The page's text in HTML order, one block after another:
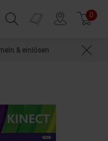
Suchfeld einblenden
Prospekte 0
& einlösen